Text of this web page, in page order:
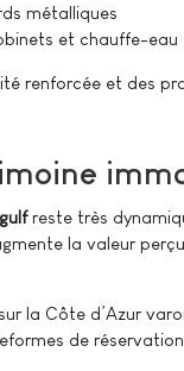
métalliques
et chauffe-eau
renforcée et des
reste très
la valeur
la Côte d’Azur
de réservation.